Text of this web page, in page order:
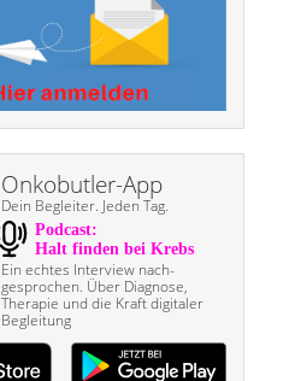
Onkobutler-App
Dein Begleiter. Jeden Tag.
Ein echtes Interview nach­
gesprochen. Über Diagnose,
Therapie und die Kraft digitaler
Begleitung